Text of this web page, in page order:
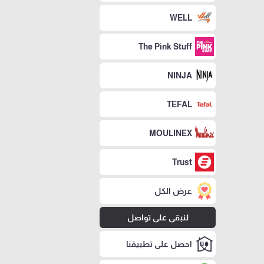
WELL
The Pink Stuff
NINJA
TEFAL
MOULINEX
Trust
عرض الكل
لنبقى على تواصل
احصل على تطبيقنا